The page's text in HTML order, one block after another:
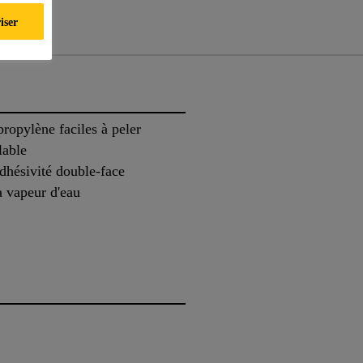
faciles à peler
double-face
vapeur d'eau